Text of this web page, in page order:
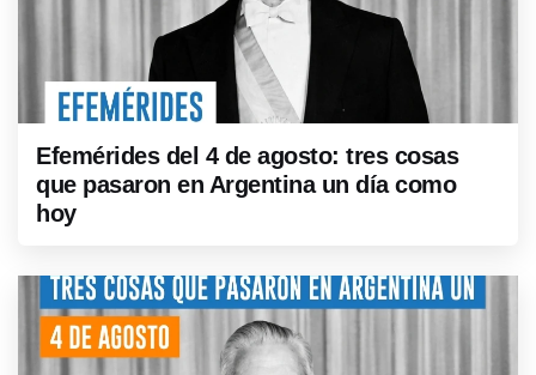
Efemérides del 4 de agosto: tres cosas
que pasaron en Argentina un día como
hoy